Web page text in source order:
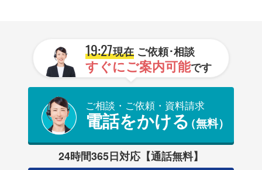
19:27現在ご依頼･相談
すぐにご案内可能です
ご相談・ご依頼・資料請求
電話をかける（無料）
24時間365日対応【通話無料】